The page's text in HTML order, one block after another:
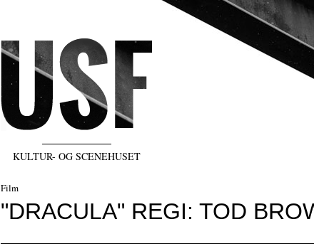
KULTUR- OG SCENEHUSET
Film
"DRACULA" REGI: TOD